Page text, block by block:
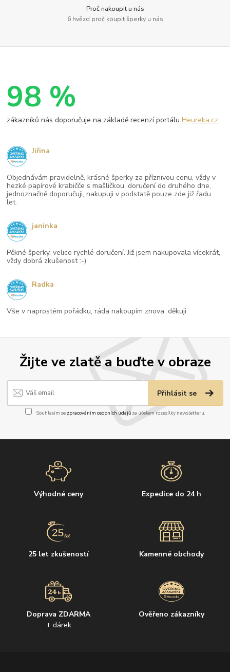
Proč nakoupit u nás
6 hvězd proč koupit šperky u nás
Žijte ve zlatě a buďte v obraze
Přihlásit se
Souhlasím se zpracováním osobních údajůza účelem rozesílky newsletteru.
Výhodné ceny Expedice do 24 h
25 let zkušeností Kamenné obchody
Doprava ZDARMA
+ dárek
Ověřeno zákazníky
98 %
zákazníků nás doporučuje na základě recenzí portáluHeureka.cz
Objednávám pravidelně, krásné šperky za příznivou cenu, vždy v
hezké papírové krabičče s mašličkou, doručení do druhého dne,
jednoznačně doporučuji, nakupuji v podstatě pouze zde již řadu
let.
Jiřina
Pěkné šperky, velice rychlé doručení. Již jsem nakupovala vícekrát,
vždy dobrá zkušenost :-)
janinka
Vše v naprostém pořádku, ráda nakoupím znova. děkuji
Radka